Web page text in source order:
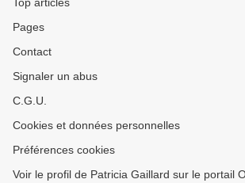
Pages
Contact
Signaler un abus
C.G.U.
Cookies et données personnelles
Préférences cookies
Voir le profil de Patricia Gaillard sur le portail